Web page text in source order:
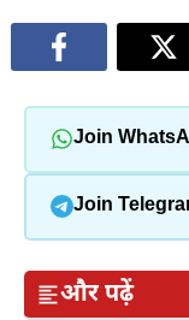
Join
Join
और पढ़ें